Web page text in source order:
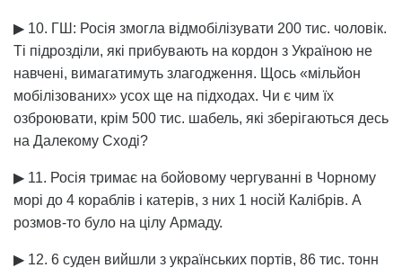
▶ 10. ГШ: Росія змогла відмобілізувати 200 тис. чоловік.
Ті підрозділи, які прибувають на кордон з Україною не
навчені, вимагатимуть злагодження. Щось «мільйон
мобілізованих» усох ще на підходах. Чи є чим їх
озброювати, крім 500 тис. шабель, які зберігаються десь
на Далекому Сході?
▶ 11. Росія тримає на бойовому чергуванні в Чорному
морі до 4 кораблів і катерів, з них 1 носій Калібрів. А
розмов-то було на цілу Армаду.
▶ 12. 6 суден вийшли з українських портів, 86 тис. тонн